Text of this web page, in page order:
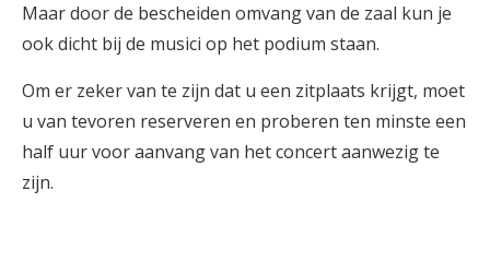
Maar door de bescheiden omvang van de zaal kun je
ook dicht bij de musici op het podium staan.
Om er zeker van te zijn dat u een zitplaats krijgt, moet
u van tevoren reserveren en proberen ten minste een
half uur voor aanvang van het concert aanwezig te
zijn.